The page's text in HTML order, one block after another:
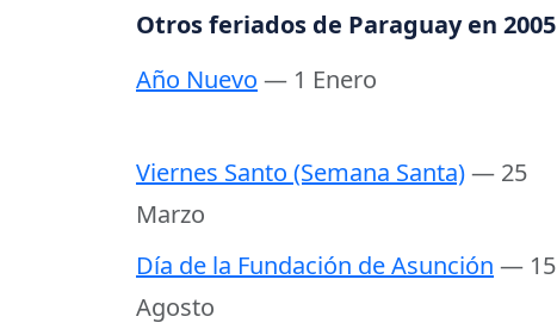
Otros feriados de Paraguay en 2005
Año Nuevo — 1 Enero
Viernes Santo (Semana Santa)— 25
Marzo
Día de la Fundación de Asunción — 15
Agosto